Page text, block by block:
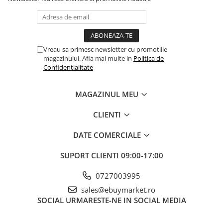
Produs din material textil gros, special protejat pe ambele parti
de un strat filmat, avand in interior spuma.
Grosimea si densitatea spumei din acest model il fac perfect
pentru protejarea copiilor la impactul cu suprafetele dure si
pentru izolare termica.
amortizeaza socul atunci cand bebelusul cade;
poate fi folosit atat la interior, cat si la exterior;
pentru: fete, baieti;
Vreau sa primesc newsletter cu promotiile
magazinului. Afla mai multe in Politica de
Confidentialitate
MAGAZINUL MEU
CLIENTI
DATE COMERCIALE
SUPORT CLIENTI 09:00-17:00
0727003995
sales@ebuymarket.ro
SOCIAL URMARESTE-NE IN SOCIAL MEDIA